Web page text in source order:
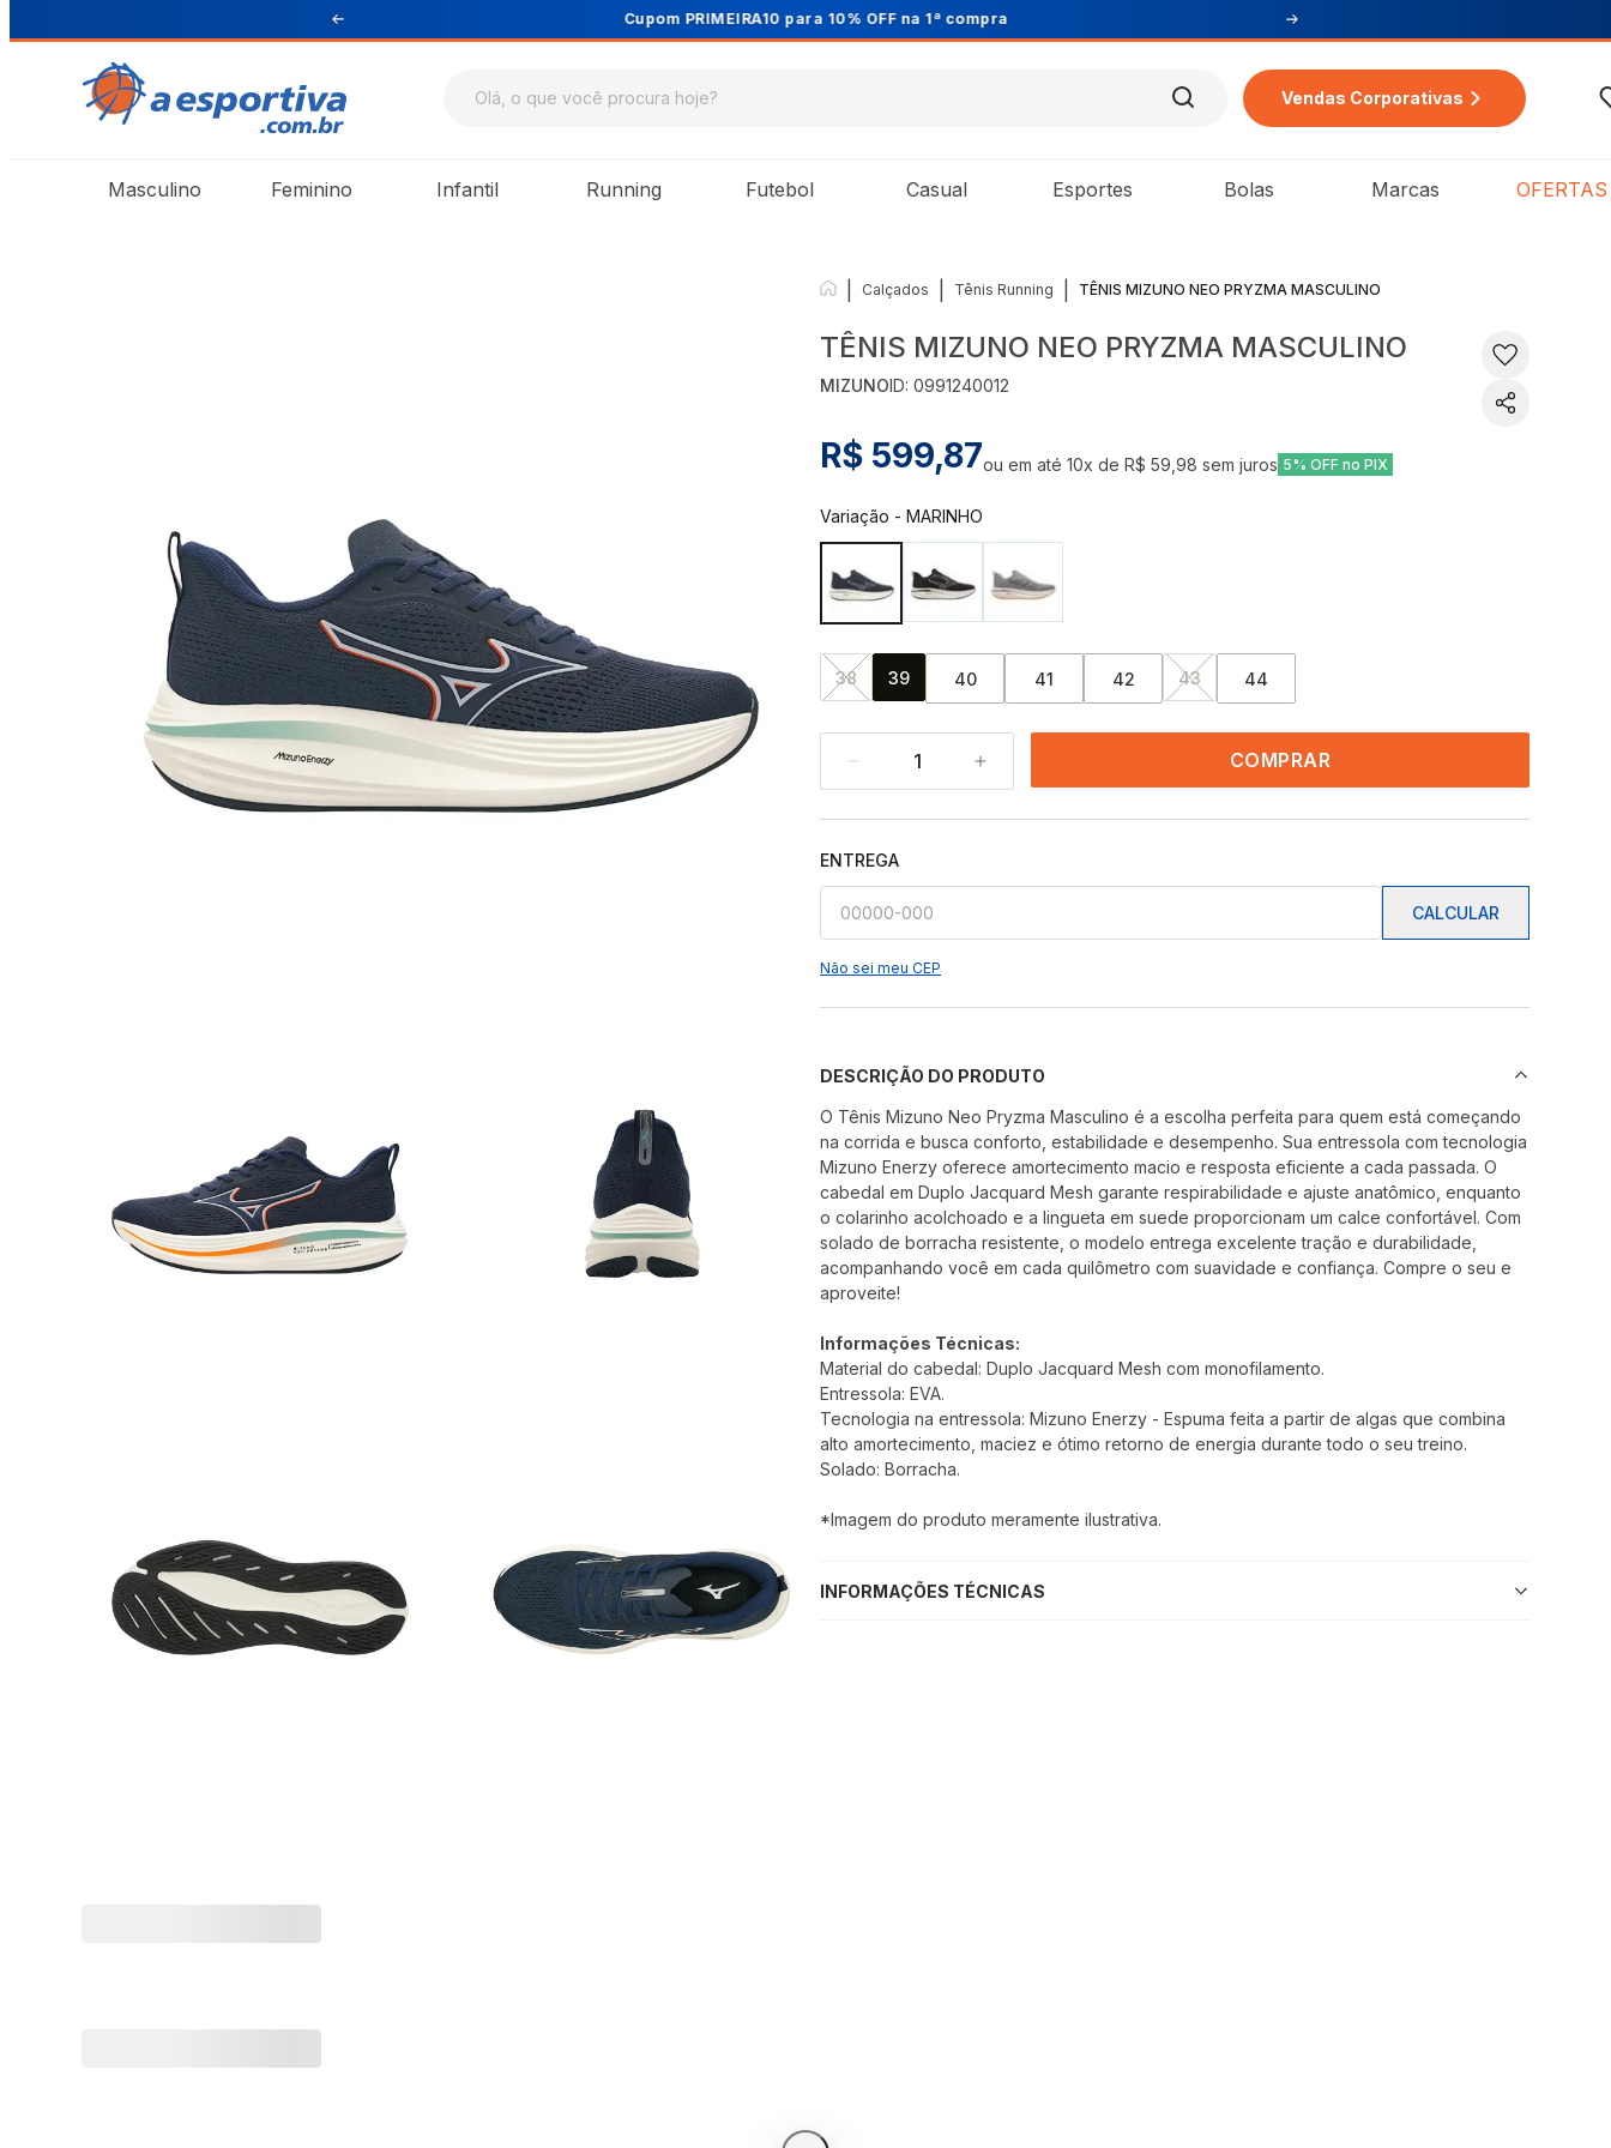
Cupom PRIMEIRA10 para 10% OFF na 1ª compra
Vendas Corporativas
Masculino Feminino Infantil Running Futebol Casual Esportes Bolas Marcas OFERTAS
Calçados Tênis Running TÊNIS MIZUNO NEO PRYZMA MASCULINO
TÊNIS MIZUNO NEO PRYZMA MASCULINO
MIZUNOID:0991240012
R$ 599,87ou em até10x deR$ 59,98 sem juros 5% OFF no PIX
Variação -MARINHO
38 39 40 41 42 43 44
1 COMPRAR
ENTREGA
CALCULAR
Não sei meu CEP
DESCRIÇÃO DO PRODUTO
O Tênis Mizuno Neo Pryzma Masculino é a escolha perfeita para quem está começando
na corrida e busca conforto, estabilidade e desempenho. Sua entressola com tecnologia
Mizuno Enerzy oferece amortecimento macio e resposta eficiente a cada passada. O
cabedal em Duplo Jacquard Mesh garante respirabilidade e ajuste anatômico, enquanto
o colarinho acolchoado e a lingueta em suede proporcionam um calce confortável. Com
solado de borracha resistente, o modelo entrega excelente tração e durabilidade,
acompanhando você em cada quilômetro com suavidade e confiança. Compre o seu e
aproveite!
Informações Técnicas:
Material do cabedal: Duplo Jacquard Mesh com monofilamento.
Entressola: EVA.
Tecnologia na entressola: Mizuno Enerzy - Espuma feita a partir de algas que combina
alto amortecimento, maciez e ótimo retorno de energia durante todo o seu treino.
Solado: Borracha.
*Imagem do produto meramente ilustrativa.
INFORMAÇÕES TÉCNICAS